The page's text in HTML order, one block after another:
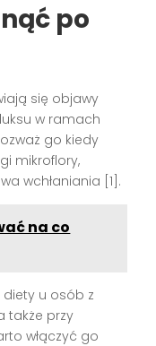
po
się objawy
w ramach
go kiedy
mikroflory,
wchłaniania [1].
na co
u osób z
także przy
włączyć go